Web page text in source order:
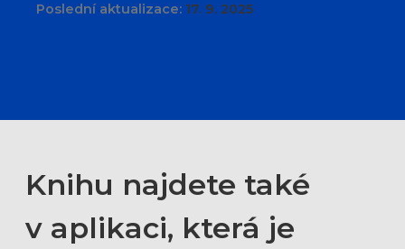
Poslední aktualizace: 17. 9. 2025
Knihu najdete také
v aplikaci, která je